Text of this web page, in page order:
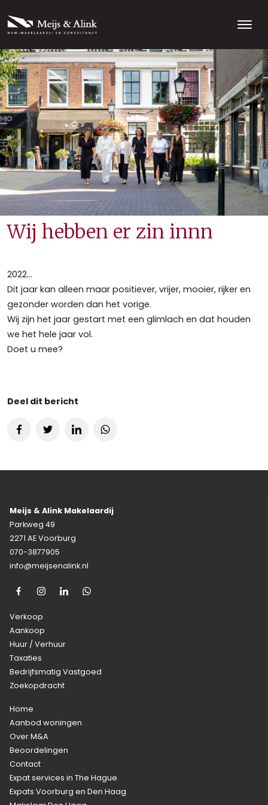
Wij hebben er zin innn
2022…
Dit jaar kan alleen maar positiever, vrijer, mooier, rijker en
gezonder worden dan het vorige.
Wij zijn het jaar gestart met een glimlach en dat houden
we het hele jaar vol.
Doet u mee?
Deel dit bericht
Meijs & Alink Makelaardij
Parkweg 49
2271 AE Voorburg
070-3877905
info@meijsenalink.nl
Verkoop
Aankoop
Huur / Verhuur
Taxaties
Bedrijfsmatig Vastgoed
Zoekopdracht
Home
Aanbod woningen
Over M&A
Beoordelingen
Contact
Expat services in The Hague
Expats Voorburg en Den Haag